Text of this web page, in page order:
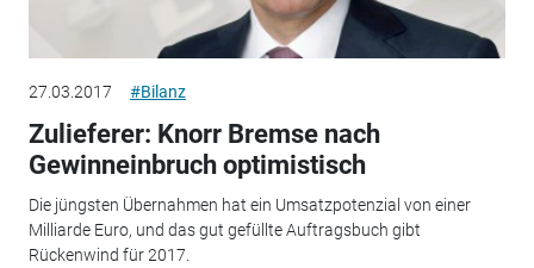
27.03.2017 #Bilanz
Zulieferer: Knorr Bremse nach
Gewinneinbruch optimistisch
Die jüngsten Übernahmen hat ein Umsatzpotenzial von einer
Milliarde Euro, und das gut gefüllte Auftragsbuch gibt
Rückenwind für 2017.